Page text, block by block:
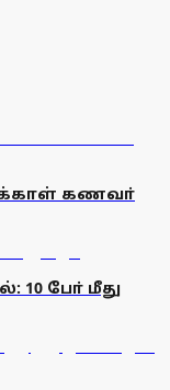
கணவா்
போ் மீது